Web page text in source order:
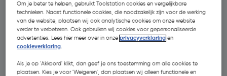
Om je beter te helpen, gebruikt Toolstation cookies en vergelijkbare
technieken. Naast functionele cookies, die noodzakelijk zijn voor de werking
van de website, plaatsen wij ook analytische cookies om onze website
verder te verbeteren. Ook gebruiken wij cookies voor gepersonaliseerde
advertenties. Lees hier meer over in onzeprivacyverklaring en
cookieverklaring.
Als je op 'Akkoord' klikt, dan geef je ons toestemming om alle cookies te
plaatsen. Kies je voor 'Weigeren', dan plaatsen wij alleen functionele en